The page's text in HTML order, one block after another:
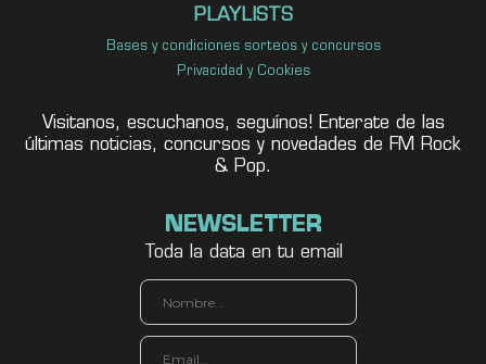
PLAYLISTS
Bases y condiciones sorteos y concursos
Privacidad y Cookies
Visitanos, escuchanos, seguínos! Enterate de las
últimas noticias, concursos y novedades de FM Rock
& Pop.
NEWSLETTER
Toda la data en tu email